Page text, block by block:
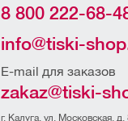
8 800 222-68-
info@tiski-
E-mail для заказов
zakaz@tiski-
г. Калуга, ул. Московская, д.